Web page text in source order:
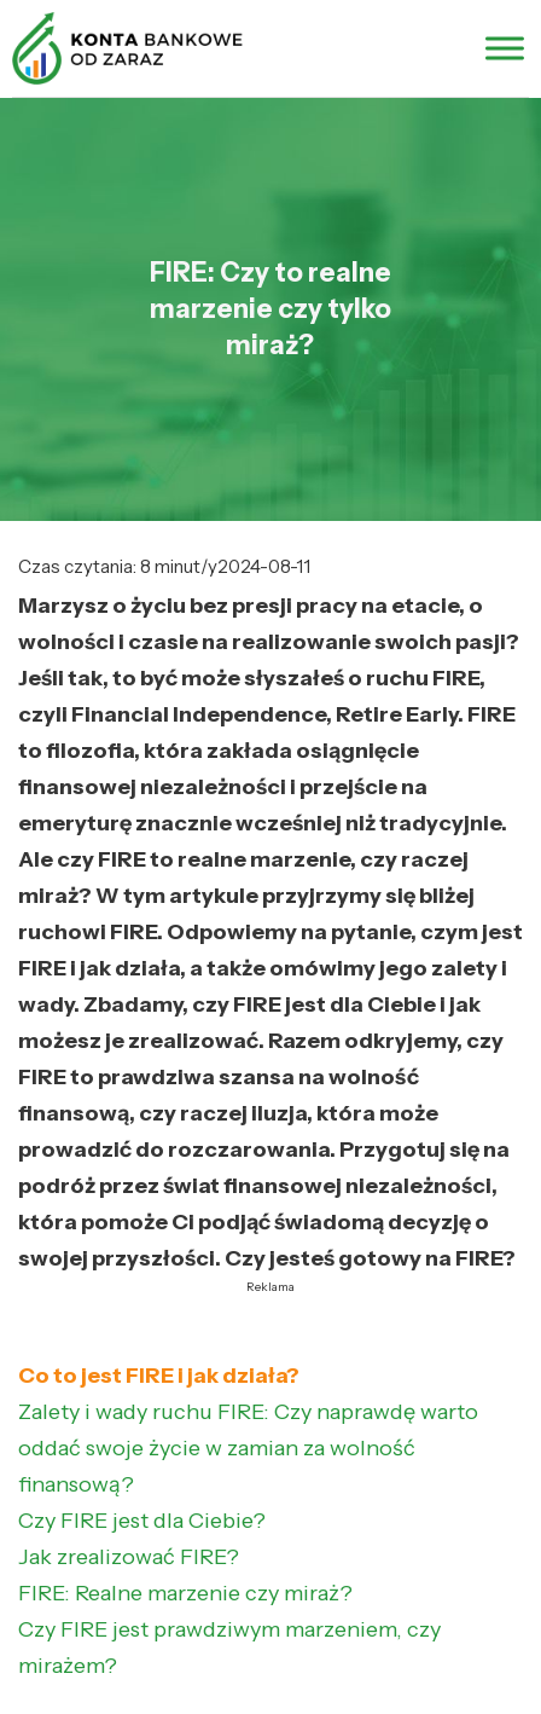
FIRE: Czy to realne
marzenie czy tylko
miraż?
Czas czytania: 8 minut/y2024-08-11
Marzysz o życiu bez presji pracy na etacie, o
wolności i czasie na realizowanie swoich pasji?
Jeśli tak, to być może słyszałeś o ruchu FIRE,
czyli Financial Independence, Retire Early. FIRE
to filozofia, która zakłada osiągnięcie
finansowej niezależności i przejście na
emeryturę znacznie wcześniej niż tradycyjnie.
Ale czy FIRE to realne marzenie, czy raczej
miraż? W tym artykule przyjrzymy się bliżej
ruchowi FIRE. Odpowiemy na pytanie, czym jest
FIRE i jak działa, a także omówimy jego zalety i
wady. Zbadamy, czy FIRE jest dla Ciebie i jak
możesz je zrealizować. Razem odkryjemy, czy
FIRE to prawdziwa szansa na wolność
finansową, czy raczej iluzja, która może
prowadzić do rozczarowania. Przygotuj się na
podróż przez świat finansowej niezależności,
która pomoże Ci podjąć świadomą decyzję o
swojej przyszłości. Czy jesteś gotowy na FIRE?
Reklama
Co to jest FIRE i jak działa?
Zalety i wady ruchu FIRE: Czy naprawdę warto
oddać swoje życie w zamian za wolność
finansową?
Czy FIRE jest dla Ciebie?
Jak zrealizować FIRE?
FIRE: Realne marzenie czy miraż?
Czy FIRE jest prawdziwym marzeniem, czy
mirażem?